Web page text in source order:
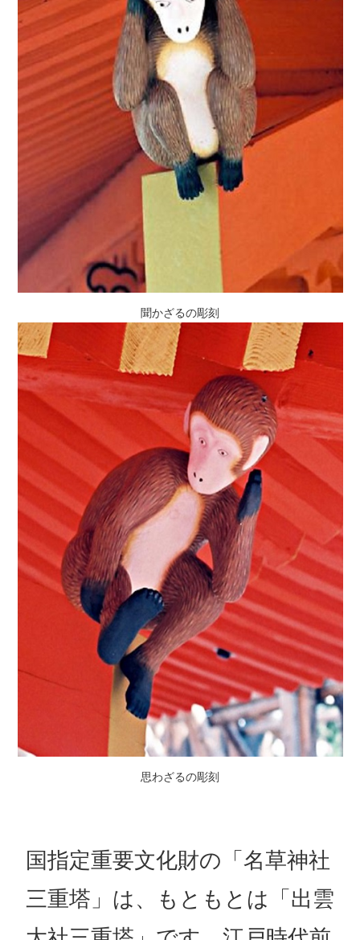
聞かざるの彫刻
思わざるの彫刻
国指定重要文化財の「名草神社
三重塔」は、もともとは「出雲